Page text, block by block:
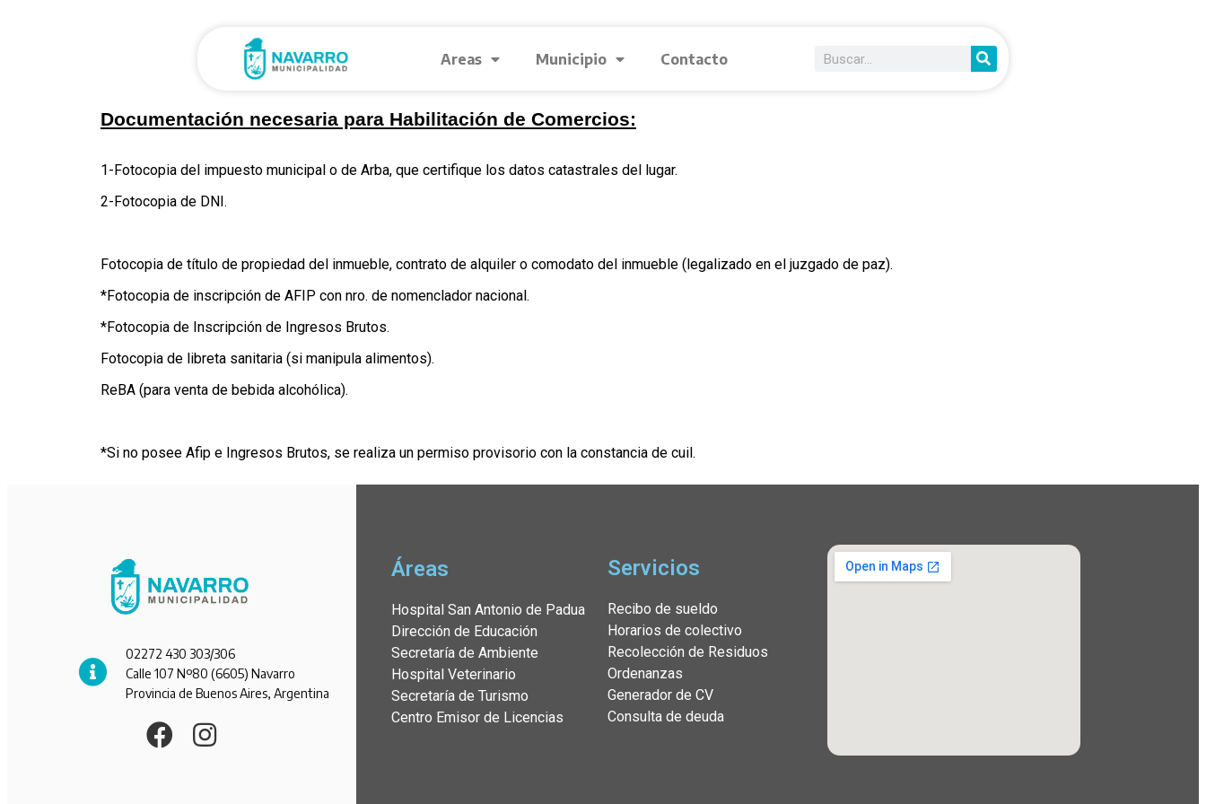
Areas Municipio Contacto
Documentación necesaria para Habilitación de Comercios:
1-Fotocopia del impuesto municipal o de Arba, que certifique los datos catastrales del lugar.
2-Fotocopia de DNI.
Fotocopia de título de propiedad del inmueble, contrato de alquiler o comodato del inmueble (legalizado en el juzgado de paz).
*Fotocopia de inscripción de AFIP con nro. de nomenclador nacional.
*Fotocopia de Inscripción de Ingresos Brutos.
Fotocopia de libreta sanitaria (si manipula alimentos).
ReBA (para venta de bebida alcohólica).
*Si no posee Afip e Ingresos Brutos, se realiza un permiso provisorio con la constancia de cuil.
02272 430 303/306
Calle 107 Nº80 (6605) Navarro
Provincia de Buenos Aires, Argentina
Áreas
Hospital San Antonio de Padua
Dirección de Educación
Secretaría de Ambiente
Hospital Veterinario
Secretaría de Turismo
Centro Emisor de Licencias
Servicios
Recibo de sueldo
Horarios de colectivo
Recolección de Residuos
Ordenanzas
Generador de CV
Consulta de deuda